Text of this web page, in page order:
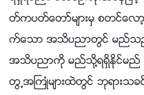
တ္ကပတ္ေတာ္မ်ားမွ စတင္ေလ
က္ေသာ အသိပညာတြင္ မည္သ
အသိပညာကို မည္သို႔ရရွိႏိုင္မ
တြ႕အႀကဳံမ်ားထဲတြင္ ဘုရားသ